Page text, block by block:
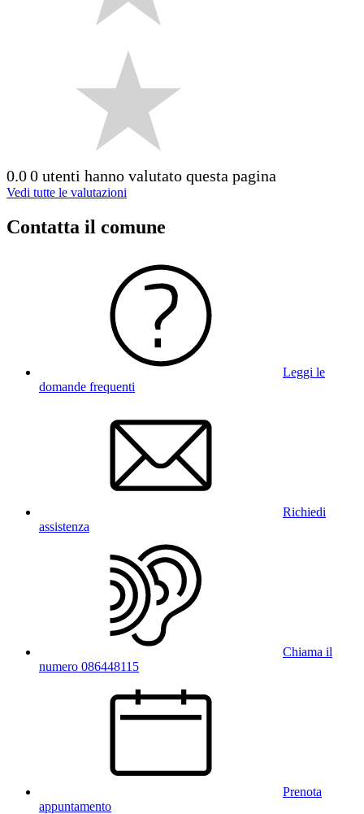
0.00 utenti hanno valutato questa pagina
Vedi tutte le valutazioni
Contatta il comune
Leggi le
domande frequenti
Richiedi
assistenza
Chiama il
numero 086448115
Prenota
appuntamento